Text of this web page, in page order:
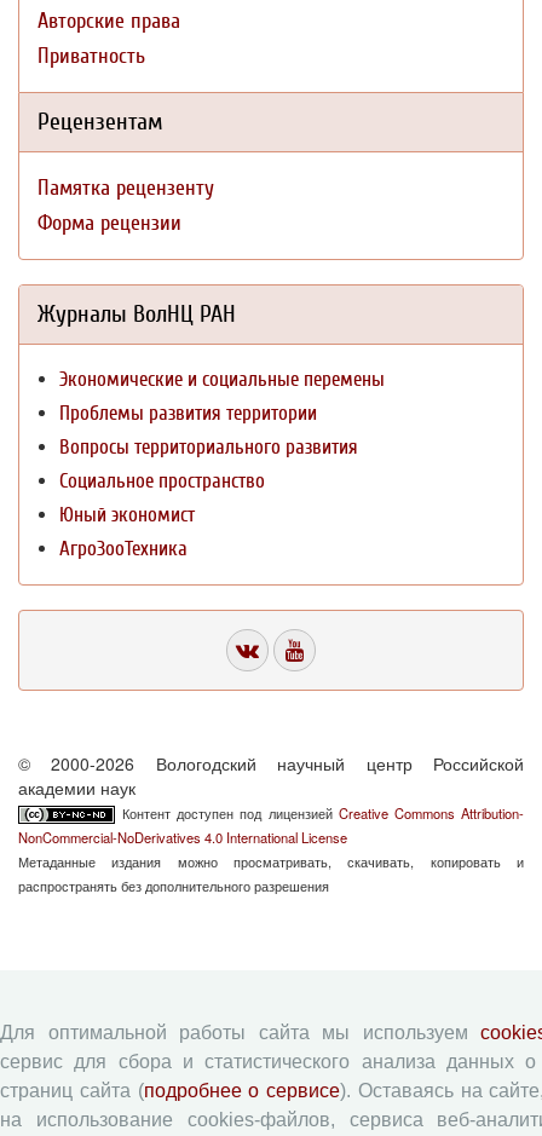
Авторские права
Приватность
Рецензентам
Памятка рецензенту
Форма рецензии
Журналы ВолНЦ РАН
Экономические и социальные перемены
Проблемы развития территории
Вопросы территориального развития
Социальное пространство
Юный экономист
АгроЗооТехника
Для оптимальной работы сайта мы используем
сервис для сбора и статистического анализа данных
страниц сайта (подробнее о сервисе). Оставаясь на
на использование cookies-файлов, сервиса веб-
© 2000-2026 Вологодский научный центр Российской
академии наук
Контент доступен под лицензией Creative Commons Attribution-
NonCommercial-NoDerivatives 4.0 International License
Метаданные издания можно просматривать, скачивать, копировать и
распространять без дополнительного разрешения